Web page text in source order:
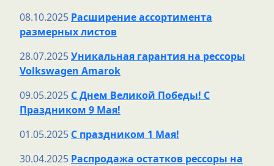
08.10.2025 Расширение ассортимента
размерных листов
28.07.2025Уникальная гарантия на рессоры
Volkswagen Amarok
09.05.2025 С Днем Великой Победы! С
Праздником 9 Мая!
01.05.2025 С праздником 1 Мая!
30.04.2025 Распродажа остатков рессоры на